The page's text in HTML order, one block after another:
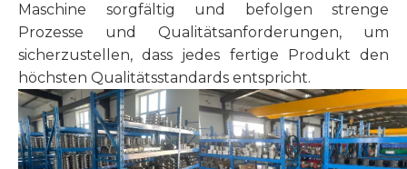
Maschine sorgfältig und befolgen strenge
Prozesse und Qualitätsanforderungen, um
sicherzustellen, dass jedes fertige Produkt den
höchsten Qualitätsstandards entspricht.